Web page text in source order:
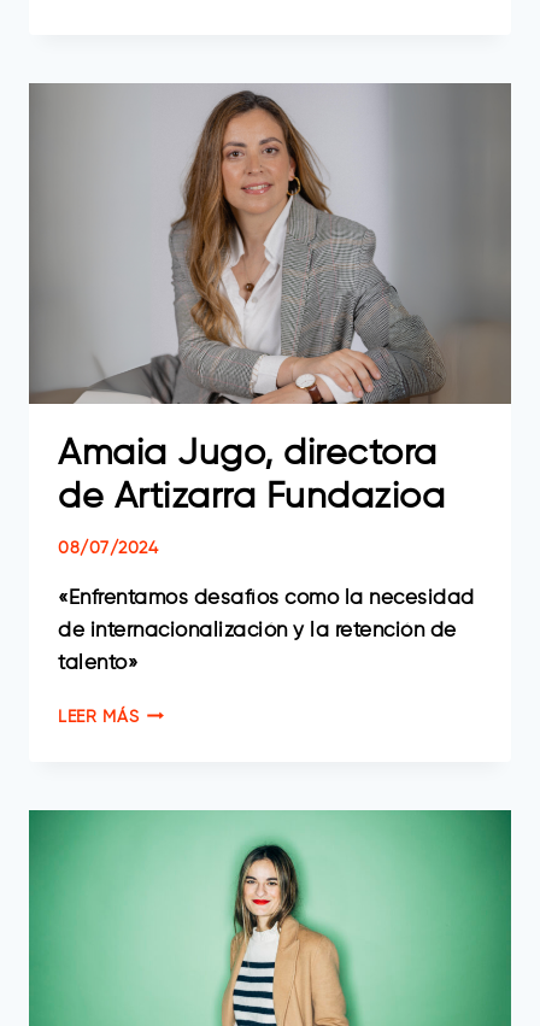
CAPITAL
HUMANO
ORMAZABAL
Amaia Jugo, directora
de Artizarra Fundazioa
08/07/2024
«Enfrentamos desafíos como la necesidad
de internacionalización y la retención de
talento»
LEER MÁSAMAIA
ARTIZARRA